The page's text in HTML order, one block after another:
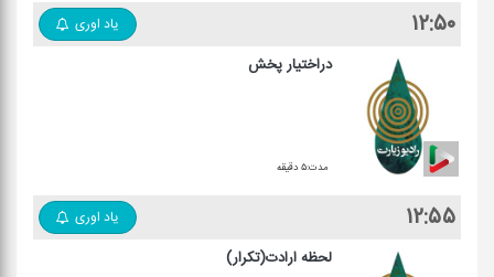
۱۲:۵۰ یاد اوری
دراختیار پخش
مدت:۵ دقیقه
۱۲:۵۵ یاد اوری
لحظه ارادت(تکرار)